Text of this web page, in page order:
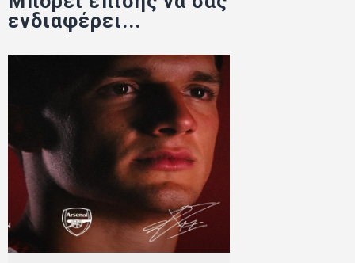
ενδιαφέρει...